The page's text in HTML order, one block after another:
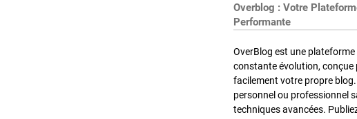
Overblog : Votre
Performante
OverBlog est une
constante évolution, conçue
facilement votre propre
personnel ou professionnel
techniques avancées.